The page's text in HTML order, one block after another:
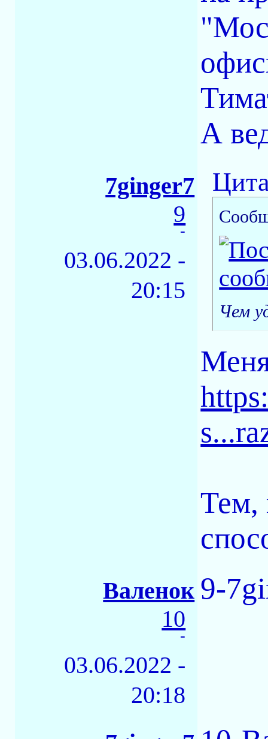
А
7ginger7
9
-
03.06.2022 -
20:15
Чем
Тем,
Валенок
10
-
03.06.2022 -
20:18
9-